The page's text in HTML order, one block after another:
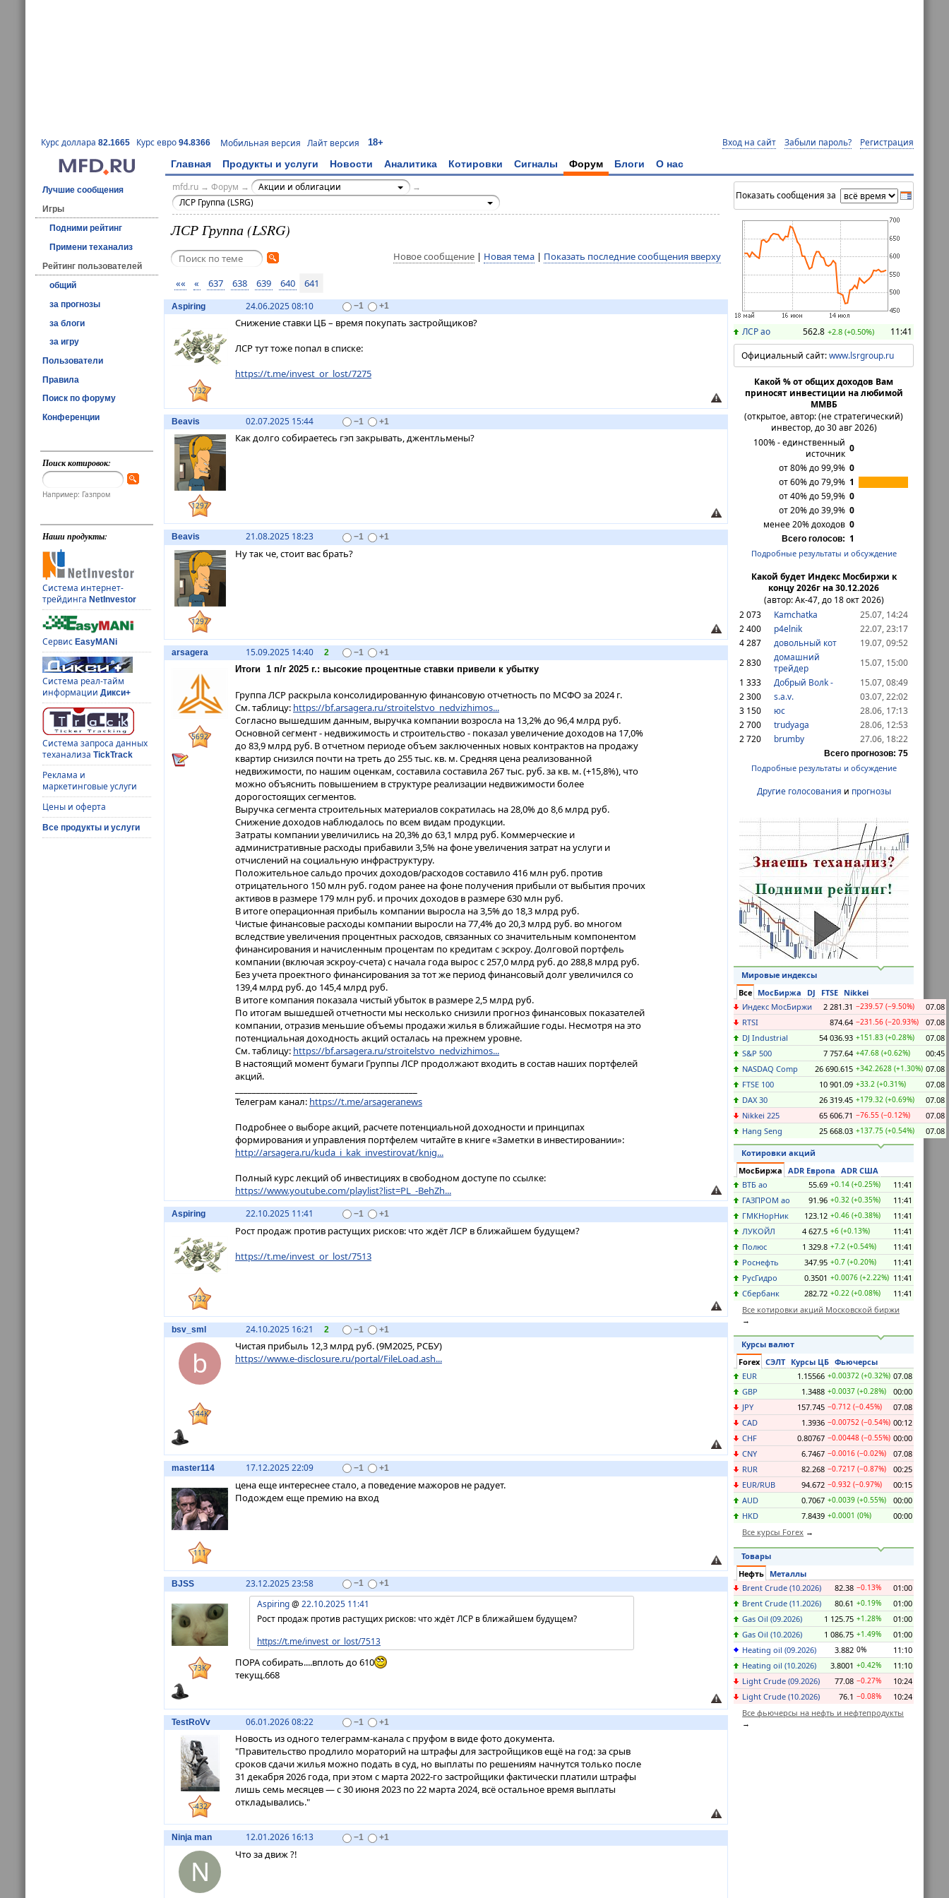
Курс доллара 82.1665 Курс евро 94.8366 Мобильная версия Лайт версия 18+ Вход на сайт Забыли пароль? Регистрация
Главная Продукты и услуги Новости Аналитика Котировки Сигналы Форум Блоги О нас
Лучшие сообщения
Игры
Подними рейтинг
Примени теханализ
Рейтинг пользователей
общий
за прогнозы
за блоги
за игру
Пользователи
Правила
Поиск по форуму
Конференции
Поиск котировок:
Например: Газпром
Наши продукты:
Система интернет-
трейдингаNetInvestor
СервисEasyMANi
Система реал-тайм
информацииДикси+
Система запроса данных
теханализаTickTrack
Реклама и
маркетинговые услуги
Цены и оферта
Все продукты и услуги
mfd.ru→ Форум → Акции и облигации
→
ЛСР Группа (LSRG)
ЛСР Группа (LSRG)
Новое сообщение| Новая тема| Показать последние сообщения вверху
«« « 637 638 639 640 641
Aspiring 24.06.2025 08:10 −1 +1
732
Снижение ставки ЦБ – время покупать застройщиков?
ЛСР тут тоже попал в списке:
https://t.me/invest_or_lost/7275
Beavis 02.07.2025 15:44 −1 +1
1297
Как долго собираетесь гэп закрывать, джентльмены?
Beavis 21.08.2025 18:23 −1 +1
1297
Ну так че, стоит вас брать?
arsagera 15.09.2025 14:40 2 −1 +1
5692
Итоги 1 п/г 2025 г.: высокие процентные ставки привели к убытку
Группа ЛСР раскрыла консолидированную финансовую отчетность по МСФО за 2024 г.
См. таблицу: https://bf.arsagera.ru/stroitelstvo_nedvizhimos...
Согласно вышедшим данным, выручка компании возросла на 13,2% до 96,4 млрд руб.
Основной сегмент - недвижимость и строительство - показал увеличение доходов на 17,0%
до 83,9 млрд руб. В отчетном периоде объем заключенных новых контрактов на продажу
квартир снизился почти на треть до 255 тыс. кв. м. Средняя цена реализованной
недвижимости, по нашим оценкам, составила составила 267 тыс. руб. за кв. м. (+15,8%), что
можно объяснить повышением в структуре реализации недвижимости более
дорогостоящих сегментов.
Выручка сегмента строительных материалов сократилась на 28,0% до 8,6 млрд руб.
Снижение доходов наблюдалось по всем видам продукции.
Затраты компании увеличились на 20,3% до 63,1 млрд руб. Коммерческие и
административные расходы прибавили 3,5% на фоне увеличения затрат на услуги и
отчислений на социальную инфраструктуру.
Положительное сальдо прочих доходов/расходов составило 416 млн руб. против
отрицательного 150 млн руб. годом ранее на фоне получения прибыли от выбытия прочих
активов в размере 179 млн руб. и прочих доходов в размере 630 млн руб.
В итоге операционная прибыль компании выросла на 3,5% до 18,3 млрд руб.
Чистые финансовые расходы компании выросли на 77,4% до 20,3 млрд руб. во многом
вследствие увеличения процентных расходов, связанных со значительным компонентом
финансирования и начисленным процентам по кредитам с эскроу. Долговой портфель
компании (включая эскроу-счета) с начала года вырос с 257,0 млрд руб. до 288,8 млрд руб.
Без учета проектного финансирования за тот же период финансовый долг увеличился со
139,4 млрд руб. до 145,4 млрд руб.
В итоге компания показала чистый убыток в размере 2,5 млрд руб.
По итогам вышедшей отчетности мы несколько снизили прогноз финансовых показателей
компании, отразив меньшие объемы продажи жилья в ближайшие годы. Несмотря на это
потенциальная доходность акций осталась на прежнем уровне.
См. таблицу: https://bf.arsagera.ru/stroitelstvo_nedvizhimos...
В настоящий момент бумаги Группы ЛСР продолжают входить в состав наших портфелей
акций.
Телеграм канал: https://t.me/arsageranews
Подробнее о выборе акций, расчете потенциальной доходности и принципах
формирования и управления портфелем читайте в книге «Заметки в инвестировании»:
http://arsagera.ru/kuda_i_kak_investirovat/knig...
Полный курс лекций об инвестициях в свободном доступе по ссылке:
https://www.youtube.com/playlist?list=PL_-BehZh...
Aspiring 22.10.2025 11:41 −1 +1
732
Рост продаж против растущих рисков: что ждёт ЛСР в ближайшем будущем?
https://t.me/invest_or_lost/7513
bsv_sml 24.10.2025 16:21 2 −1 +1
b
144K
Чистая прибыль 12,3 млрд руб. (9М2025, РСБУ)
https://www.e-disclosure.ru/portal/FileLoad.ash...
master114 17.12.2025 22:09 −1 +1
111
цена еще интереснее стало, а поведение мажоров не радует.
Подождем еще премию на вход
BJSS 23.12.2025 23:58 −1 +1
73K
Aspiring@ 22.10.2025 11:41
Рост продаж против растущих рисков: что ждёт ЛСР в ближайшем будущем?
https://t.me/invest_or_lost/7513
ПОРА собирать....вплоть до 610
текущ.668
TestRoVv 06.01.2026 08:22 −1 +1
-432
Новость из одного телеграмм-канала с пруфом в виде фото документа.
"Правительство продлило мораторий на штрафы для застройщиков ещё на год: за срыв
сроков сдачи жилья можно подать в суд, но выплаты по решениям начнутся только после
31 декабря 2026 года, при этом с марта 2022-го застройщики фактически платили штрафы
лишь семь месяцев — с 30 июня 2023 по 22 марта 2024, всё остальное время выплаты
откладывались."
Ninja man 12.01.2026 16:13 −1 +1
N Что за движ ?!
Показать сообщения за
ЛСР ао 562.8 +2.8 (+0.50%)
11:41
Официальный сайт:www.lsrgroup.ru
Какой % от общих доходов Вам
приносят инвестиции на любимой
ММВБ
(открытое, автор: (не стратегический)
инвестор, до 30 авг 2026)
100% - единственный
источник 0
от 80% до 99,9% 0
от 60% до 79,9% 1
от 40% до 59,9% 0
от 20% до 39,9% 0
менее 20% доходов 0
Всего голосов: 1
Подробные результаты и обсуждение
Какой будет Индекс Мосбиржи к
концу 2026г на 30.12.2026
(автор: Ак-47, до 18 окт 2026)
2 073
Kamchatka
25.07, 14:24
2 400
p4elnik
22.07, 23:17
4 287
довольный кот
19.07, 09:52
2 830
домашний
трейдер
15.07, 15:00
1 333
Дoбрый Волk -
15.07, 08:49
2 300
s.a.v.
03.07, 22:02
3 150
юс
28.06, 17:13
2 700
trudyaga
28.06, 12:53
2 720
brumby 27.06, 18:22
Всего прогнозов: 75
Подробные результаты и обсуждение
Другие голосования и прогнозы
Мировые индексы
Все МосБиржа DJ FTSE Nikkei
Индекс МосБиржи
2 281.31 −239.57 (−9.50%)
07.08
RTSI
874.64 −231.56 (−20.93%)
07.08
DJ Industrial
54 036.93 +151.83 (+0.28%)
07.08
S&P 500
7 757.64 +47.68 (+0.62%)
00:45
NASDAQ Comp
26 690.615 +342.2628 (+1.30%) 07.08
FTSE 100
10 901.09 +33.2 (+0.31%)
07.08
DAX 30
26 319.45 +179.32 (+0.69%)
07.08
Nikkei 225
65 606.71 −76.55 (−0.12%)
07.08
Hang Seng
25 668.03 +137.75 (+0.54%) 07.08
Котировки акций
МосБиржа ADR Европа ADR США
ВТБ ао
55.69 +0.14 (+0.25%)
11:41
ГАЗПРОМ ао
91.96 +0.32 (+0.35%)
11:41
ГМКНорНик
123.12 +0.46 (+0.38%)
11:41
ЛУКОЙЛ
4 627.5 +6 (+0.13%)
11:41
Полюс
1 329.8 +7.2 (+0.54%)
11:41
Роснефть
347.95 +0.7 (+0.20%)
11:41
РусГидро
0.3501 +0.0076 (+2.22%) 11:41
Сбербанк
282.72 +0.22 (+0.08%)
11:41
Все котировки акций Московской биржи
Курсы валют
Forex СЭЛТ Курсы ЦБ Фьючерсы
EUR
1.15566 +0.00372 (+0.32%) 07.08
GBP
1.3488 +0.0037 (+0.28%)
00:00
JPY
157.745 −0.712 (−0.45%)
07.08
CAD
1.3936 −0.00752 (−0.54%) 00:12
CHF
0.80767 −0.00448 (−0.55%) 00:00
CNY
6.7467 −0.0016 (−0.02%)
07.08
RUR
82.268 −0.7217 (−0.87%)
00:25
EUR/RUB
94.672 −0.932 (−0.97%)
00:15
AUD
0.7067 +0.0039 (+0.55%)
00:00
HKD
7.8439 +0.0001 (0%)
00:00
Все курсы Forex
Товары
Нефть Металлы
Brent Crude (10.2026)
82.38 −0.13%
01:00
Brent Crude (11.2026)
80.61 +0.19%
01:00
Gas Oil (09.2026)
1 125.75 +1.28%
01:00
Gas Oil (10.2026)
1 086.75 +1.49%
01:00
Heating oil (09.2026)
3.882 0%
11:10
Heating oil (10.2026)
3.8001 +0.42%
11:10
Light Crude (09.2026)
77.08 −0.27%
10:24
Light Crude (10.2026)
76.1 −0.08%
10:24
Все фьючерсы на нефть и нефтепродукты